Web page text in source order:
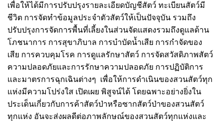
เพื่อให้ได้มีการปรับปรุงรายละเอียดบัญชีสัตว์ ทะเบียนสัตว์มี
ชีวิต การจัดทำข้อมูลประจำตัวสัตว์ให้เป็นปัจจุบัน รวมถึง
ปรับปรุงการจัดการพื้นที่เลี้ยงในส่วนจัดแสดงรวมถึงดูแลด้าน
โภชนาการ การสุขาภิบาล การบำบัดน้ำเสีย การกำจัดของ
เสีย การควบคุมโรค การดูแลรักษาสัตว์ การจัดสวัสดิภาพสัตว์
ความปลอดภัยและการรักษาความปลอดภัย การปฏิบัติการ
และมาตรการฉุกเฉินต่างๆ เพื่อให้การดำเนินของสวนสัตว์ทุก
แห่งมีความโปร่งใส เปิดเผย พิสูจน์ได้ โดยฉพาะอย่างยิ่งใน
ประเด็นเกี่ยวกับการค้าสัตว์ป่าหรือซากสัตว์ป่าของสวนสัตว์
ทุกแห่ง อันจะส่งผลดีต่อภาพลักษณ์ของสวนสัตว์ทุกแห่งและ